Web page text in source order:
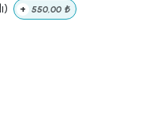
+ 550,00 ₺